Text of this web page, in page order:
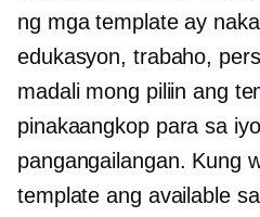
ng mga template ay
edukasyon, trabaho,
madali mong piliin ang
pinakaangkop para sa
pangangailangan. Kung
template ang available